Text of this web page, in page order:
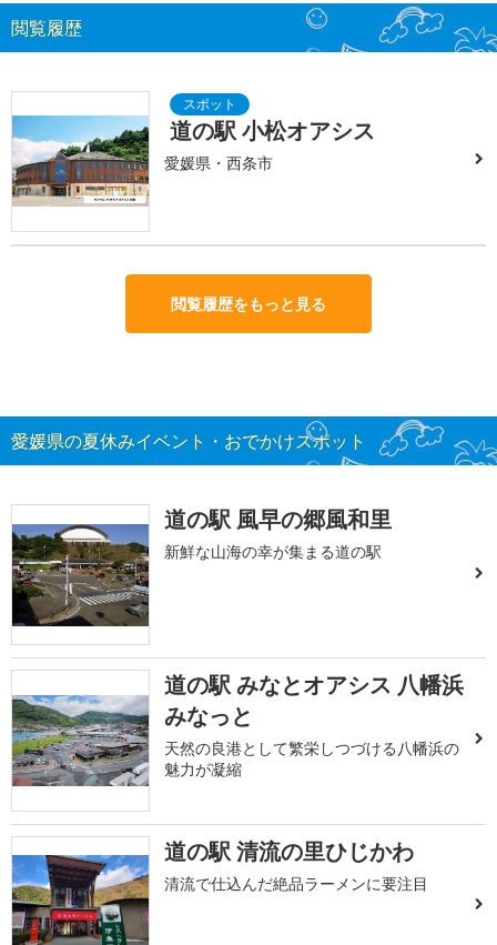
閲覧履歴
道の駅 小松オアシス
愛媛県・西条市
閲覧履歴をもっと見る
愛媛県の夏休みイベント・おでかけスポット
道の駅 風早の郷風和里
新鮮な山海の幸が集まる道の駅
道の駅 みなとオアシス 八幡浜
みなっと
天然の良港として繁栄しつづける八幡浜の
魅力が凝縮
道の駅 清流の里ひじかわ
清流で仕込んだ絶品ラーメンに要注目